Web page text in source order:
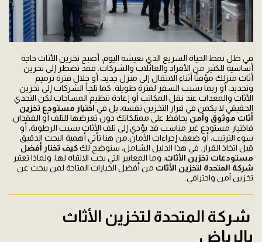
في ظل نمط الحياة السريع الذي نعيشه اليوم، أصبح تخزين الأثاث حاجة
أساسية للكثير من الأفراد والعائلات والشركات. فقد تضطر إلى تخزين
أثاث منزلك مؤقتًا أثناء الانتقال إلى منزل جديد، أو خلال فترة ترميم
وتجديد، أو ربما بسبب السفر لفترة طويلة. كما تلجأ الشركات إلى تخزين
الأثاث والمعدات عند نقل المكاتب أو إعادة تنظيم المساحات.لكن التحدي
الحقيقي لا يكمن في قرار التخزين نفسه، بل في اختيار مستودع تخزين
أثاث موثوق وآمن يحافظ على ممتلكاتك دون تعرضها للتلف أو الفقدان.
فاختيار مستودع غير مناسب قد يؤدي إلى تلف الأثاث بسبب الرطوبة، أو
سوء الترتيب، أو ضعف إجراءات الأمان.من هنا تأتي أهمية البحث الدقيق
قبل اتخاذ القرار. في هذا الدليل الشامل، سنوضح لككيف تختار أفضل
مستودعات تخزين الأثاث، وما المعايير التي يجب الانتباه لها، ولماذا تعتبر
شركة المتحدة لتخزين الأثاث من أفضل الخيارات المتاحة لمن يبحث عن
تخزين آمن واحترافي.
شركة المتحدة لتخزين الأثاث
بالرياض